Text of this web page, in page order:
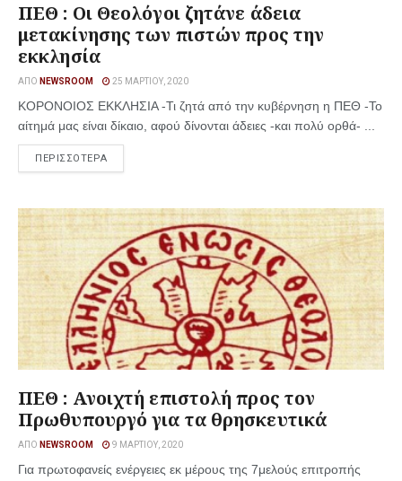
ΠΕΘ : Οι Θεολόγοι ζητάνε άδεια
μετακίνησης των πιστών προς την
εκκλησία
ΑΠΌ NEWSROOM 25 ΜΑΡΤΊΟΥ, 2020
ΚΟΡΟΝΟΙΟΣ ΕΚΚΛΗΣΙΑ -Τι ζητά από την κυβέρνηση η ΠΕΘ -Το
αίτημά μας είναι δίκαιο, αφού δίνονται άδειες -και πολύ ορθά- ...
ΠΕΡΙΣΣΟΤΕΡΑ
ΠΕΘ : Ανοιχτή επιστολή προς τον
Πρωθυπουργό για τα θρησκευτικά
ΑΠΌ NEWSROOM 9 ΜΑΡΤΊΟΥ, 2020
Για πρωτοφανείς ενέργειες εκ μέρους της 7μελούς επιτροπής